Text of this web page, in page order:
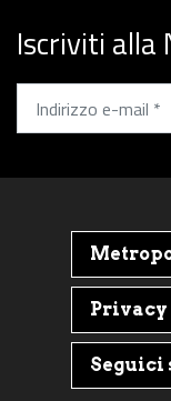
Iscriviti alla
Privacy
Seguici